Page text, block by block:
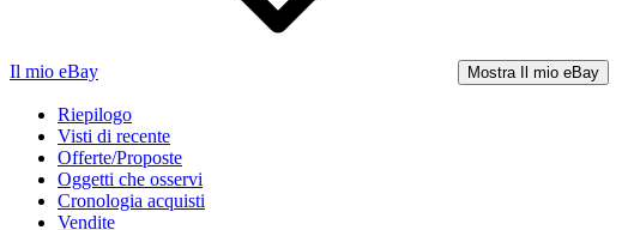
Il mio eBay Mostra Il mio eBay
Riepilogo
Visti di recente
Offerte/Proposte
Oggetti che osservi
Cronologia acquisti
Vendite